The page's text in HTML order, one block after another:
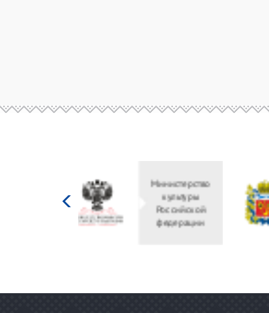
Министерство
культуры
Российской
федерации